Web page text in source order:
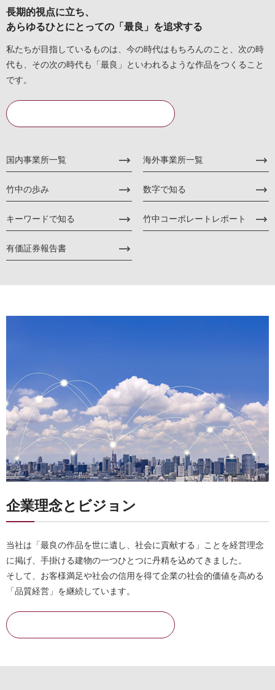
長期的視点に立ち、
あらゆるひとにとっての「最良」を追求する
私たちが目指しているものは、今の時代はもちろんのこと、次の時
代も、その次の時代も「最良」といわれるような作品をつくること
です。
国内事業所一覧 海外事業所一覧
竹中の歩み 数字で知る
キーワードで知る 竹中コーポレートレポート
有価証券報告書
企業理念とビジョン
当社は「最良の作品を世に遺し、社会に貢献する」ことを経営理念
に掲げ、手掛ける建物の一つひとつに丹精を込めてきました。
そして、お客様満足や社会の信用を得て企業の社会的価値を高める
「品質経営」を継続しています。